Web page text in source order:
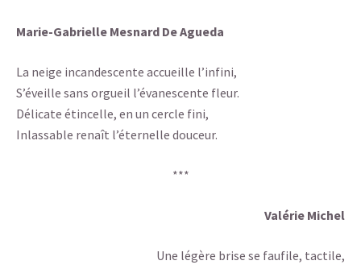
Marie-Gabrielle Mesnard De Agueda
La neige incandescente accueille l’infini,
S’éveille sans orgueil l’évanescente fleur.
Délicate étincelle, en un cercle fini,
Inlassable renaît l’éternelle douceur.
***
Valérie Michel
Une légère brise se faufile, tactile,